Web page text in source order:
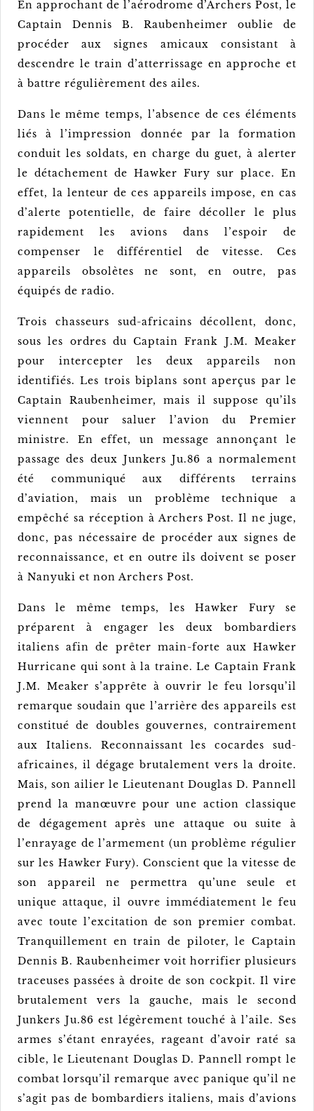
En approchant de l’aérodrome d’Archers Post, le
Captain Dennis B. Raubenheimer oublie de
procéder aux signes amicaux consistant à
descendre le train d’atterrissage en approche et
à battre régulièrement des ailes.
Dans le même temps, l’absence de ces éléments
liés à l’impression donnée par la formation
conduit les soldats, en charge du guet, à alerter
le détachement de Hawker Fury sur place. En
effet, la lenteur de ces appareils impose, en cas
d’alerte potentielle, de faire décoller le plus
rapidement les avions dans l’espoir de
compenser le différentiel de vitesse. Ces
appareils obsolètes ne sont, en outre, pas
équipés de radio.
Trois chasseurs sud-africains décollent, donc,
sous les ordres du Captain Frank J.M. Meaker
pour intercepter les deux appareils non
identifiés. Les trois biplans sont aperçus par le
Captain Raubenheimer, mais il suppose qu’ils
viennent pour saluer l’avion du Premier
ministre. En effet, un message annonçant le
passage des deux Junkers Ju.86 a normalement
été communiqué aux différents terrains
d’aviation, mais un problème technique a
empêché sa réception à Archers Post. Il ne juge,
donc, pas nécessaire de procéder aux signes de
reconnaissance, et en outre ils doivent se poser
à Nanyuki et non Archers Post.
Dans le même temps, les Hawker Fury se
préparent à engager les deux bombardiers
italiens afin de prêter main-forte aux Hawker
Hurricane qui sont à la traine. Le Captain Frank
J.M. Meaker s’apprête à ouvrir le feu lorsqu’il
remarque soudain que l’arrière des appareils est
constitué de doubles gouvernes, contrairement
aux Italiens. Reconnaissant les cocardes sud-
africaines, il dégage brutalement vers la droite.
Mais, son ailier le Lieutenant Douglas D. Pannell
prend la manœuvre pour une action classique
de dégagement après une attaque ou suite à
l’enrayage de l’armement (un problème régulier
sur les Hawker Fury). Conscient que la vitesse de
son appareil ne permettra qu’une seule et
unique attaque, il ouvre immédiatement le feu
avec toute l’excitation de son premier combat.
Tranquillement en train de piloter, le Captain
Dennis B. Raubenheimer voit horrifier plusieurs
traceuses passées à droite de son cockpit. Il vire
brutalement vers la gauche, mais le second
Junkers Ju.86 est légèrement touché à l’aile. Ses
armes s’étant enrayées, rageant d’avoir raté sa
cible, le Lieutenant Douglas D. Pannell rompt le
combat lorsqu’il remarque avec panique qu’il ne
s’agit pas de bombardiers italiens, mais d’avions